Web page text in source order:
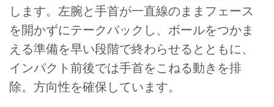
します。左腕と手首が一直線のままフェース
を開かずにテークバックし、ボールをつかま
える準備を早い段階で終わらせるとともに、
インパクト前後では手首をこねる動きを排
除。方向性を確保しています。